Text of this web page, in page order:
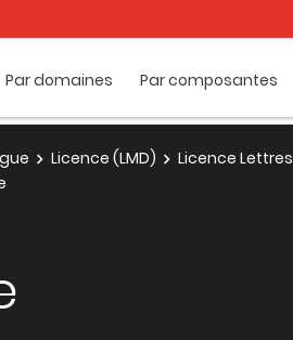
Par domaines Par composantes
Licence (LMD) Licence Lettres